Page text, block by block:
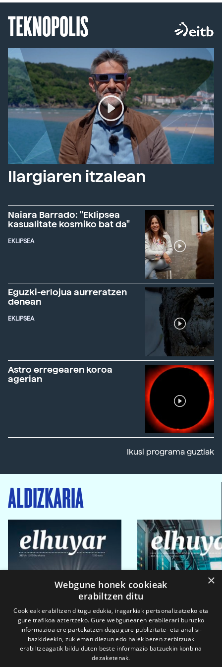
TEKNOPOLIS
Ilargiaren itzalean
Naiara Barrado: "Eklipsea
kasualitate kosmiko bat da"
EKLIPSEA
Eguzki-erlojua aurreratzen
denean
EKLIPSEA
Astro erregearen koroa
agerian
Ikusi programa guztiak
ALDIZKARIA
×
Webgune honek cookieak
erabiltzen ditu
Cookieak erabiltzen ditugu edukia, iragarkiak pertsonalizatzeko eta
gure trafikoa aztertzeko. Gure webgunearen erabilerari buruzko
informazioa ere partekatzen dugu gure publizitate- eta analisi-
bazkideekin, zuk eman diezun edo haiek beren zerbitzuak
erabiltzeagatik bildu duten beste informazio batzuekin konbina
dezaketenak.